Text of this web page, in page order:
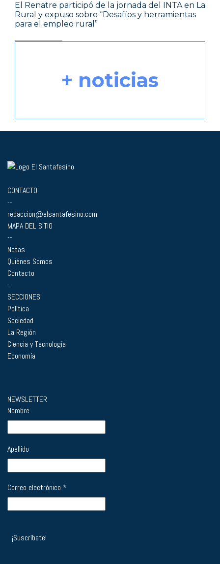
El Renatre participó de la jornada del INTA en La
Rural y expuso sobre “Desafíos y herramientas
para el empleo rural”
+ noticias
CONTACTO
--
redaccion@elsantafesino.com
MAPA DEL SITIO
--
Notas
Quiénes Somos
Contacto
-
SECCIONES
Política
Sociedad
La Región
Ciencia y Tecnología
Economía
NEWSLETTER
Nombre
Apellido
Correo electrónico *